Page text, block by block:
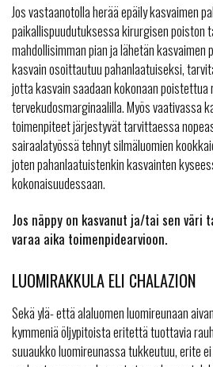
Jos vastaanotolla herää epäily kasvaimen
paikallispuudutuksessa kirurgisen poiston
mahdollisimman pian ja lähetän kasvaimen
kasvain osoittautuu pahanlaatuiseksi,
jotta kasvain saadaan kokonaan poistettua
tervekudosmarginaalilla. Myös vaativassa
toimenpiteet järjestyvät tarvittaessa
sairaalatyössä tehnyt silmäluomien
joten pahanlaatuistenkin kasvainten
kokonaisuudessaan.
Jos näppy on kasvanut ja/tai sen väri
varaa aika toimenpidearvioon.
LUOMIRAKKULA ELI CHALAZION
Sekä ylä- että alaluomen luomireunaan
kymmeniä öljypitoista eritettä tuottavia
suuaukko luomireunassa tukkeutuu, erite